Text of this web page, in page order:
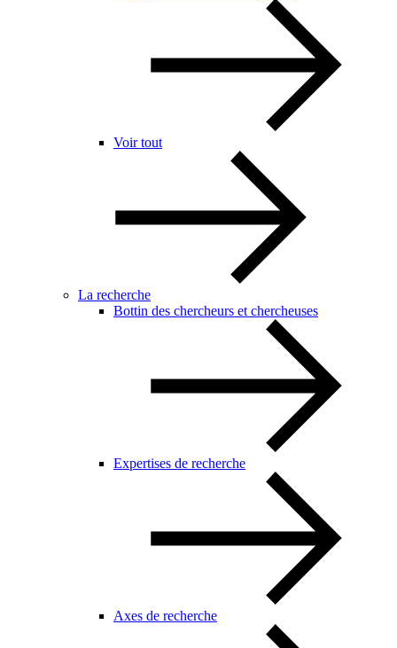
Voir tout
La recherche
Bottin des chercheurs et chercheuses
Expertises de recherche
Axes de recherche